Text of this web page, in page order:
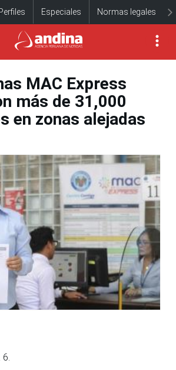
Perfiles Especiales Normas legales
MAC Express
más de 31,000
en zonas alejadas
6.